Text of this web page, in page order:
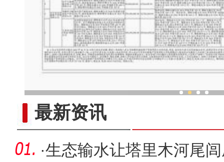
最新资讯
·生态输水让塔里木河尾